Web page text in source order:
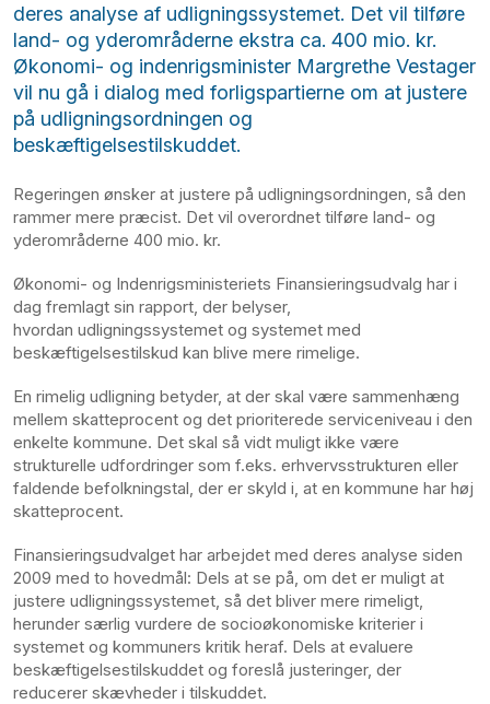
deres analyse af udligningssystemet. Det vil tilføre
land- og yderområderne ekstra ca. 400 mio. kr.
Økonomi- og indenrigsminister Margrethe Vestager
vil nu gå i dialog med forligspartierne om at justere
på udligningsordningen og
beskæftigelsestilskuddet.
Regeringen ønsker at justere på udligningsordningen, så den
rammer mere præcist. Det vil overordnet tilføre land- og
yderområderne 400 mio. kr.
Økonomi- og Indenrigsministeriets Finansieringsudvalg har i
dag fremlagt sin rapport, der belyser,
hvordan udligningssystemet og systemet med
beskæftigelsestilskud kan blive mere rimelige.
En rimelig udligning betyder, at der skal være sammenhæng
mellem skatteprocent og det prioriterede serviceniveau i den
enkelte kommune. Det skal så vidt muligt ikke være
strukturelle udfordringer som f.eks. erhvervsstrukturen eller
faldende befolkningstal, der er skyld i, at en kommune har høj
skatteprocent.
Finansieringsudvalget har arbejdet med deres analyse siden
2009 med to hovedmål: Dels at se på, om det er muligt at
justere udligningssystemet, så det bliver mere rimeligt,
herunder særlig vurdere de socioøkonomiske kriterier i
systemet og kommuners kritik heraf. Dels at evaluere
beskæftigelsestilskuddet og foreslå justeringer, der
reducerer skævheder i tilskuddet.